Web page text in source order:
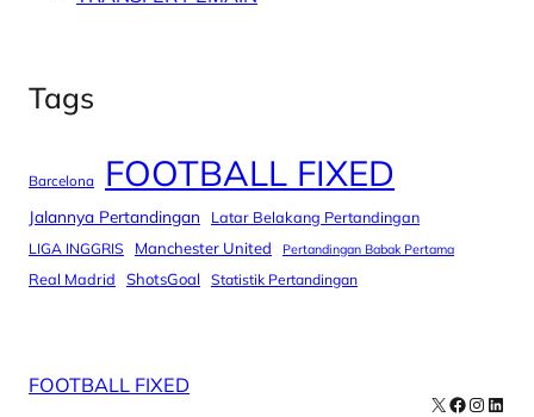
Tags
Barcelona FOOTBALL FIXED
Jalannya Pertandingan Latar Belakang Pertandingan
LIGA INGGRIS Manchester United Pertandingan Babak Pertama
Real Madrid ShotsGoal Statistik Pertandingan
FOOTBALL FIXED
X Facebook